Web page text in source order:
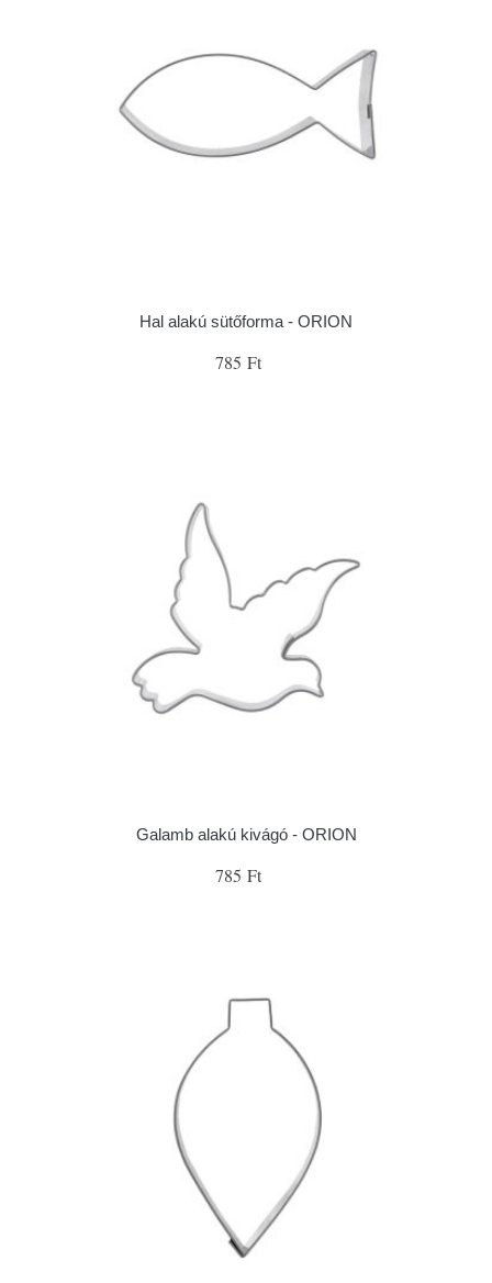
Hal alakú sütőforma - ORION
785 Ft
Galamb alakú kivágó - ORION
785 Ft